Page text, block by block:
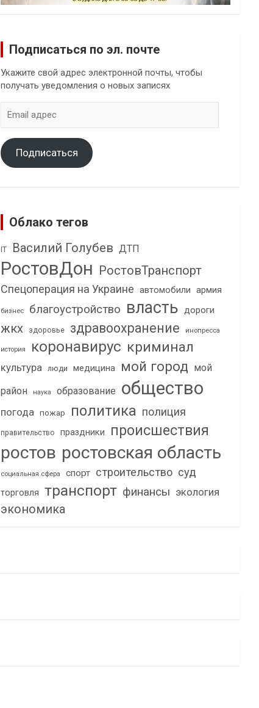
Подписаться по эл. почте
Укажите свой адрес электронной почты, чтобы
получать уведомления о новых записях
адрес
Подписаться
Облако тегов
IT Василий Голубев ДТП
РостовДон РостовТранспорт
Спецоперация на Украине автомобили армия
бизнес благоустройство власть дороги
жкх здоровье здравоохранение инопресса
история коронавирус криминал
культура люди медицина мой город мой
район
наука образование общество
погода пожар политика полиция
правительство праздники происшествия
ростов ростовская область
социальная сфера спорт строительство суд
торговля транспорт финансы экология
экономика